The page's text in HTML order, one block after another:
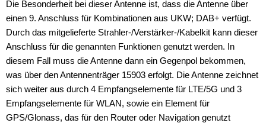
Die Besonderheit bei dieser Antenne ist, dass die Antenne über
einen 9. Anschluss für Kombinationen aus UKW; DAB+ verfügt.
Durch das mitgelieferte Strahler-/Verstärker-/Kabelkit kann dieser
Anschluss für die genannten Funktionen genutzt werden. In
diesem Fall muss die Antenne dann ein Gegenpol bekommen,
was über den Antennenträger 15903 erfolgt. Die Antenne zeichnet
sich weiter aus durch 4 Empfangselemente für LTE/5G und 3
Empfangselemente für WLAN, sowie ein Element für
GPS/Glonass, das für den Router oder Navigation genutzt